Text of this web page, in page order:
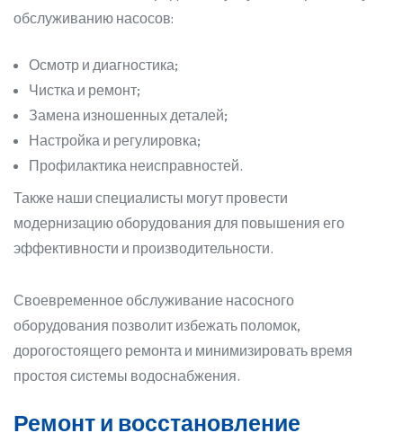
обслуживанию насосов:
Осмотр и диагностика;
Чистка и ремонт;
Замена изношенных деталей;
Настройка и регулировка;
Профилактика неисправностей.
Также наши специалисты могут провести
модернизацию оборудования для повышения его
эффективности и производительности.
Своевременное обслуживание насосного
оборудования позволит избежать поломок,
дорогостоящего ремонта и минимизировать время
простоя системы водоснабжения.
Ремонт и восстановление